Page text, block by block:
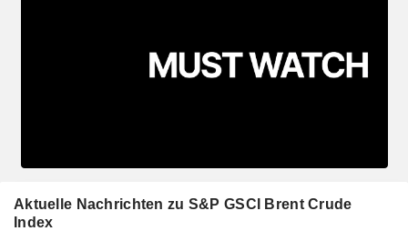
Aktuelle Nachrichten zu S&P GSCI Brent Crude
Index